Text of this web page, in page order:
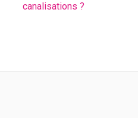
canalisations ?